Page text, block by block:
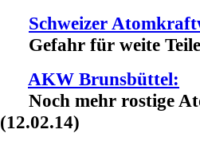
Schweizer
Gefahr für weite Teile
AKW Brunsbüttel:
Noch mehr rostige
(12.02.14)